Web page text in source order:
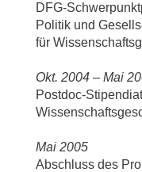
DFG-
Politik und
für
Okt. 2004 – Mai
Postdoc-
Mai 2005
Abschluss des